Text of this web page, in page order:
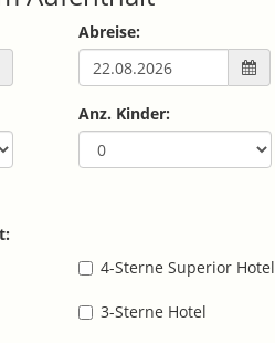
Abreise:
Anz. Kinder:
4-Sterne Superior Hotel
3-Sterne Hotel